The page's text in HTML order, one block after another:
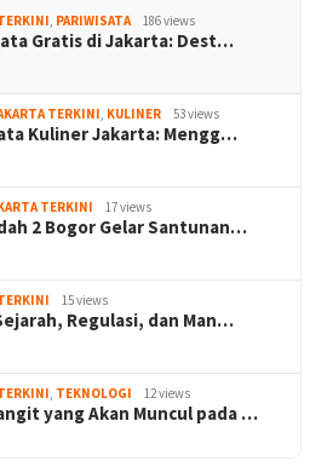
, PARIWISATA 186 views
Gratis di Jakarta: Dest…
TERKINI, KULINER 53 views
Kuliner Jakarta: Mengg…
TERKINI 17 views
2 Bogor Gelar Santunan…
15 views
Regulasi, dan Man…
, TEKNOLOGI 12 views
yang Akan Muncul pada …